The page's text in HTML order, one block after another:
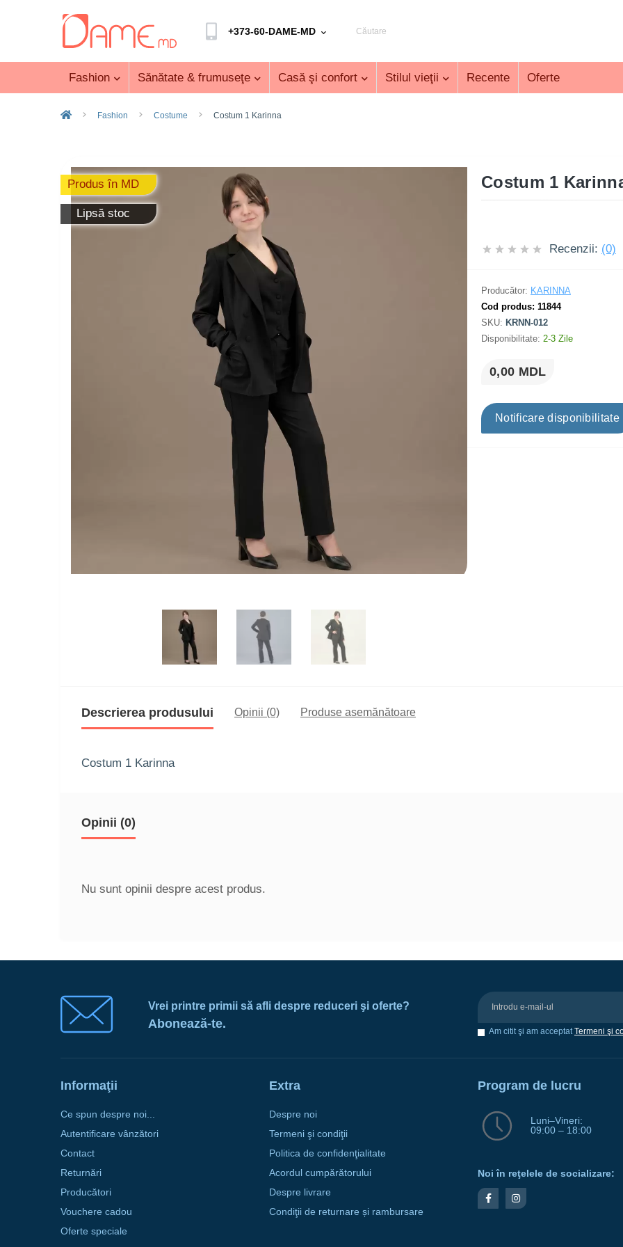
+373-60-DAME-MD
Fashion Sănătate & frumuseţe Casă şi confort Stilul vieţii Recente Oferte
Fashion Costume Costum 1 Karinna
Produs în MD
Lipsă stoc
Costum 1
Recenzii: (0)
Producător: KARINNA
Cod produs: 11844
SKU: KRNN-012
Disponibilitate: 2-3 Zile
0,00 MDL
Notificare disponibilitate
Descrierea produsului Opinii (0) Produse asemănătoare
Costum 1 Karinna
Opinii (0)
Nu sunt opinii despre acest produs.
Vrei printre primii să afli despre reduceri şi oferte?
Abonează-te.
Am citit şi am acceptatTermeni şi
Informaţii
Ce spun despre noi...
Autentificare vânzători
Contact
Returnări
Producători
Vouchere cadou
Oferte speciale
Extra
Despre noi
Termeni şi condiţii
Politica de confidenţialitate
Acordul cumpărătorului
Despre livrare
Condiţii de returnare și rambursare
Program de lucru
Luni–Vineri:
09:00 – 18:00
Noi în reţelele de socializare: